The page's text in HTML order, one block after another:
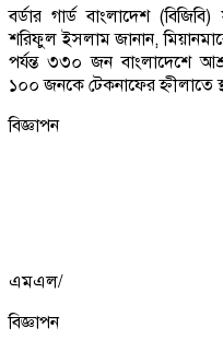
বর্ডার গার্ড বাংলাদেশ
শরিফুল ইসলাম জানান,
পর্যন্ত ৩৩০ জন বাংলাদেশে
১০০ জনকে টেকনাফের হ্নীলাতে
বিজ্ঞাপন
এমএল/
বিজ্ঞাপন